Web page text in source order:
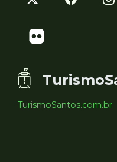
TurismoSantos.com.br